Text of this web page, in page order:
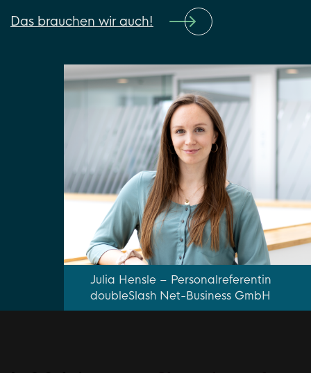
Das brauchen wir auch!
Julia Hensle – Personalreferentin
doubleSlash Net-Business GmbH